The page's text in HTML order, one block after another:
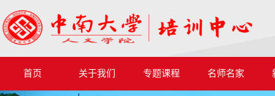
首页 关于我们 专题课程 名师名家